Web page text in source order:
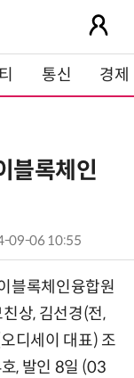
통신 경제
블록체인
09-06 10:55
블록체인융합원
상, 김선경(전,
디세이 대표) 조
, 발인 8일 (03